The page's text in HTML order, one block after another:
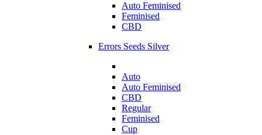
Auto Feminised
Feminised
CBD
Errors Seeds Silver
Auto
Auto Feminised
CBD
Regular
Feminised
Cup